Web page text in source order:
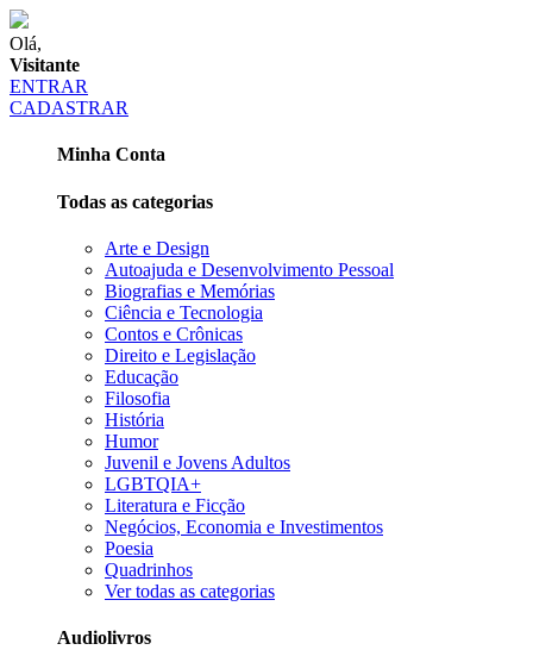
Olá,
Visitante
ENTRAR
CADASTRAR
Minha Conta
Todas as categorias
Arte e Design
Autoajuda e Desenvolvimento Pessoal
Biografias e Memórias
Ciência e Tecnologia
Contos e Crônicas
Direito e Legislação
Educação
Filosofia
História
Humor
Juvenil e Jovens Adultos
LGBTQIA+
Literatura e Ficção
Negócios, Economia e Investimentos
Poesia
Quadrinhos
Ver todas as categorias
Audiolivros